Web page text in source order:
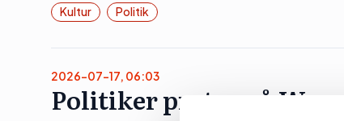
Kultur Politik
2026-07-17, 06:03
Politiker pratar på Way